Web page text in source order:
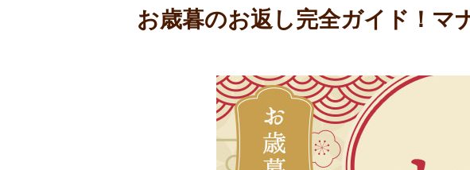
お歳暮のお返し完全ガイド！マ